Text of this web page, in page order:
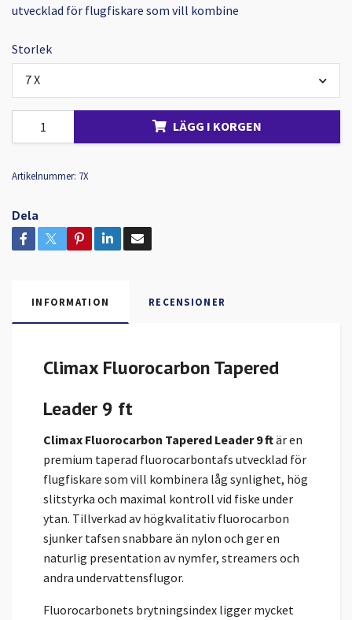
utvecklad för flugfiskare som vill kombine
Storlek
7 X
LÄGG I KORGEN
Artikelnummer: 7X
Dela
INFORMATION RECENSIONER
Climax Fluorocarbon Tapered
Leader 9 ft
Climax Fluorocarbon Tapered Leader 9 ftär en
premium taperad fluorocarbontafs utvecklad för
flugfiskare som vill kombinera låg synlighet, hög
slitstyrka och maximal kontroll vid fiske under
ytan. Tillverkad av högkvalitativ fluorocarbon
sjunker tafsen snabbare än nylon och ger en
naturlig presentation av nymfer, streamers och
andra undervattensflugor.
Fluorocarbonets brytningsindex ligger mycket